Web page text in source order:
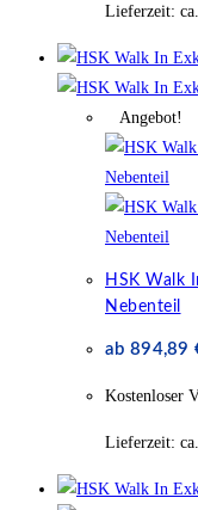
Lieferzeit:
Angebot!
HSK Walk
Nebenteil
ab 894,89
Kostenloser
Lieferzeit: